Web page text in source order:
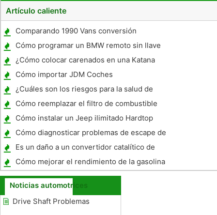
Artículo caliente
Comparando 1990 Vans conversión
Cómo programar un BMW remoto sin llave
¿Cómo colocar carenados en una Katana
2000
Cómo importar JDM Coches
¿Cuáles son los riesgos para la salud de
una batería Prius?
Cómo reemplazar el filtro de combustible
en un Pontiac Grand Prix 2002
Cómo instalar un Jeep ilimitado Hardtop
Cómo diagnosticar problemas de escape de
coches
Es un daño a un convertidor catalítico de
carácter permanente mediante High Fuel
azufre?
Cómo mejorar el rendimiento de la gasolina
de un 2006 Toyota Tacoma
Noticias automotrices
Drive Shaft Problemas